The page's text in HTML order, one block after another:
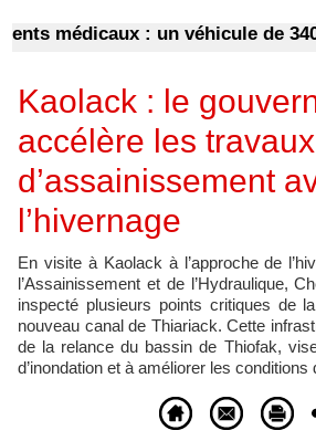
médicaux : un véhicule de 340
Kaolack : le
accélère les travaux
d’assainissement
l’hivernage
En visite à Kaolack à l’approche de
l’Assainissement et de l’Hydraulique,
inspecté plusieurs points critiques de
nouveau canal de Thiariack. Cette
de la relance du bassin de Thiofak,
d’inondation et à améliorer les